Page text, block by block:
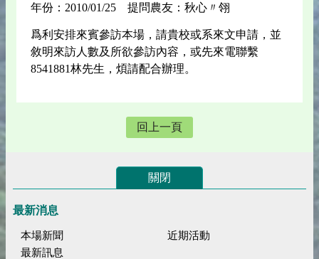
年份：2010/01/25 提問農友：秋心〃翎
爲利安排來賓參訪本場，請貴校或系來文申請，並
敘明來訪人數及所欲參訪內容，或先來電聯繫
8541881林先生，煩請配合辦理。
回上一頁
關閉
最新消息
本場新聞
近期活動
最新訊息